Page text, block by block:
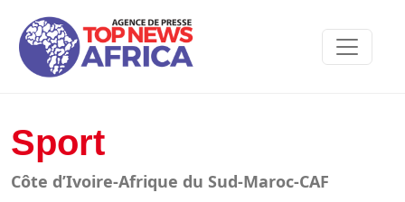
Sport
Côte d’Ivoire-Afrique du Sud-Maroc-CAF